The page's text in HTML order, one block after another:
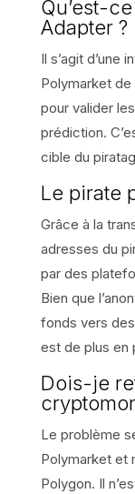
Qu’est-
Adapter ?
Il s’agit d’une
Polymarket de
pour valider
prédiction.
cible du
Le pirate
Grâce à la
adresses du
par des
Bien que
fonds vers
est de plus en
Dois-je
Le problème
Polymarket et
Polygon. Il